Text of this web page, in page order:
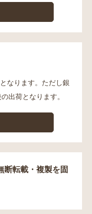
なります。ただし銀
出荷となります。
断転載・複製を固